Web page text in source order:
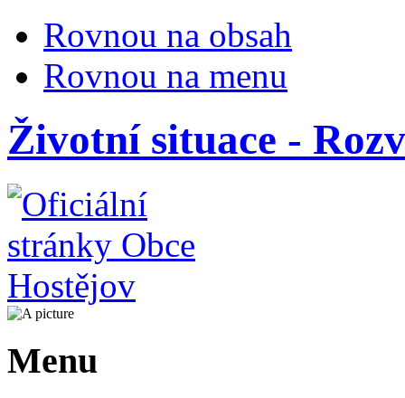
Rovnou na obsah
Rovnou na menu
Životní situace -
Menu